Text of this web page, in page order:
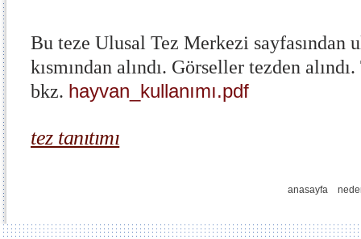
Bu teze Ulusal Tez Merkezi sayfasından
kısmından alındı. Görseller tezden
bkz. hayvan_kullanımı.pdf
tez tanıtımı
anasayfa